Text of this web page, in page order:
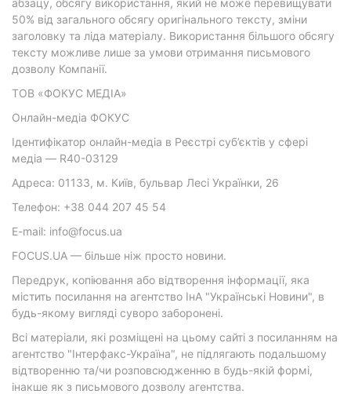
абзацу, обсягу використання, який не може перевищувати
50% від загального обсягу оригінального тексту, зміни
заголовку та ліда матеріалу. Використання більшого обсягу
тексту можливе лише за умови отримання письмового
дозволу Компанії.
ТОВ «ФОКУС МЕДІА»
Онлайн-медіа ФОКУС
Ідентифікатор онлайн-медіа в Реєстрі суб’єктів у сфері
медіа — R40-03129
Адреса: 01133, м. Київ, бульвар Лесі Українки, 26
Телефон: +38 044 207 45 54
E-mail: info@focus.ua
FOCUS.UA — більше ніж просто новини.
Передрук, копіювання або відтворення інформації, яка
містить посилання на агентство ІнА "Українські Новини", в
будь-якому вигляді суворо заборонені.
Всі матеріали, які розміщені на цьому сайті з посиланням на
агентство "Інтерфакс-Україна", не підлягають подальшому
відтворенню та/чи розповсюдженню в будь-якій формі,
інакше як з письмового дозволу агентства.